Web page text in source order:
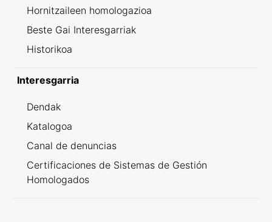
Hornitzaileen homologazioa
Beste Gai Interesgarriak
Historikoa
Interesgarria
Dendak
Katalogoa
Canal de denuncias
Certificaciones de Sistemas de Gestión
Homologados